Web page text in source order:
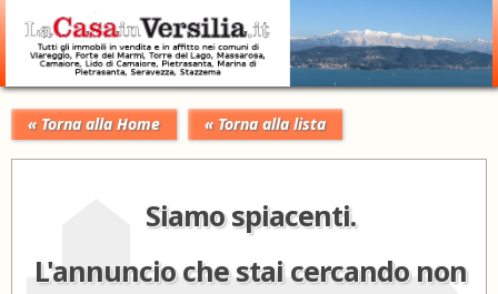
« Torna alla Home « Torna alla lista
Siamo spiacenti.
L'annuncio che stai cercando non